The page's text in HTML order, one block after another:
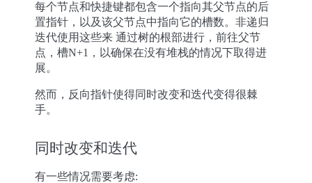
每个节点和快捷键都包含一个指向其父节点的后
置指针，以及该父节点中指向它的槽数。非递归
迭代使用这些来 通过树的根部进行，前往父节
点，槽N+1，以确保在没有堆栈的情况下取得进
展。
然而，反向指针使得同时改变和迭代变得很棘
手。
同时改变和迭代
有一些情况需要考虑: